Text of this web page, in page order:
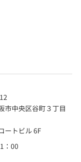
市中央区谷町３丁目
ートビル 6F
：00